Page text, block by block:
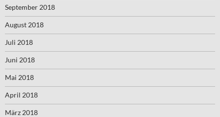
September 2018
August 2018
Juli 2018
Juni 2018
Mai 2018
April 2018
März 2018